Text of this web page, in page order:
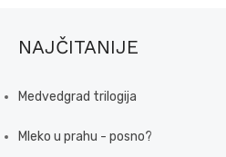
NAJČITANIJE
Medvedgrad trilogija
Mleko u prahu - posno?